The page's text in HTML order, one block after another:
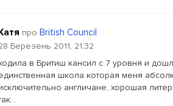
про British Council
Березень 2011, 21:32
в Бритиш кансил с 7 уровня и
школа которая меня
англичане, хорошая